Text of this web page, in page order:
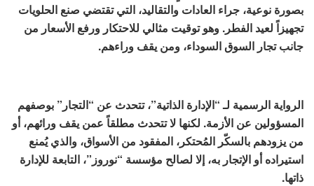
بصورة نوعية، جراء العادات والتقاليد، التي تقتضي صنع الحلويات
تجهيزاً لعيد الفطر. وهو توقيت مثالي للاحتكار ورفع الأسعار من
جانب تجار السوق السوداء، ومن يقف وراءهم.
الرواية الرسمية لـ “الإدارة الذاتية”، تتحدث عن “التجار” بوصفهم
المسؤولين عن الأزمة. لكنها لا تتحدث مطلقاً عمن يقف ورائهم، أو
من يزودهم بالسكّر المُحتكر، المفقود من الأسواق، والذي يُمنع
استيراده أو الإتجار به، إلا لصالح مؤسسة “نوروز”، التابعة للإدارة
ذاتها.